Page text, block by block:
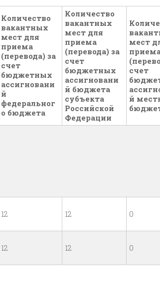
Количество
вакантных
мест для
приема
(перевода) за
счет
бюджетных
ассигновани
й
федеральног
о бюджета
Количество
вакантных
мест для
приема
(перевода) за
счет
бюджетных
ассигновани
й бюджета
субъекта
Российской
Федерации
мест
счет
й
12 12 0
12 12 0